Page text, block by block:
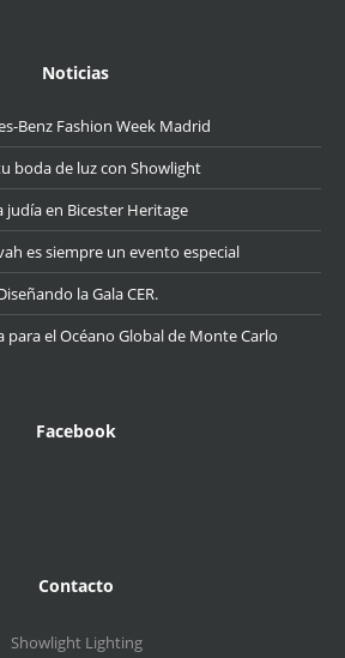
Noticias
Benz Fashion Week Madrid
boda de luz con Showlight
judía en Bicester Heritage
es siempre un evento especial
la Gala CER.
para el Océano Global de Monte Carlo
Facebook
Contacto
Showlight Lighting